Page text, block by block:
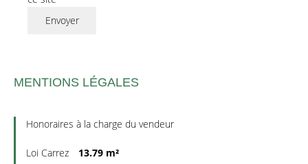
Envoyer
MENTIONS LÉGALES
Honoraires à la charge du vendeur
Loi Carrez 13.79 m²